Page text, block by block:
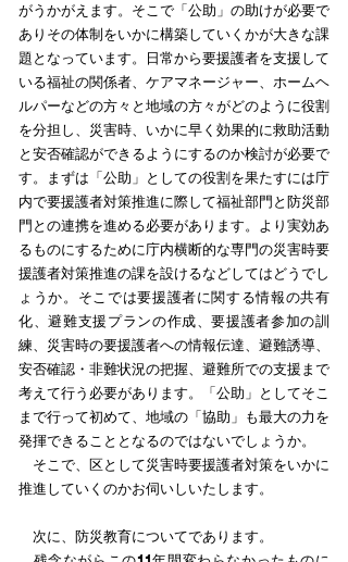
がうかがえます。そこで「公助」の助けが必要で
ありその体制をいかに構築していくかが大きな課
題となっています。日常から要援護者を支援して
いる福祉の関係者、ケアマネージャー、ホームヘ
ルパーなどの方々と地域の方々がどのように役割
を分担し、災害時、いかに早く効果的に救助活動
と安否確認ができるようにするのか検討が必要で
す。まずは「公助」としての役割を果たすには庁
内で要援護者対策推進に際して福祉部門と防災部
門との連携を進める必要があります。より実効あ
るものにするために庁内横断的な専門の災害時要
援護者対策推進の課を設けるなどしてはどうでし
ょうか。そこでは要援護者に関する情報の共有
化、避難支援プランの作成、要援護者参加の訓
練、災害時の要援護者への情報伝達、避難誘導、
安否確認・非難状況の把握、避難所での支援まで
考えて行う必要があります。「公助」としてそこ
まで行って初めて、地域の「協助」も最大の力を
発揮できることとなるのではないでしょうか。
そこで、区として災害時要援護者対策をいかに
推進していくのかお伺いしいたします。
次に、防災教育についてであります。